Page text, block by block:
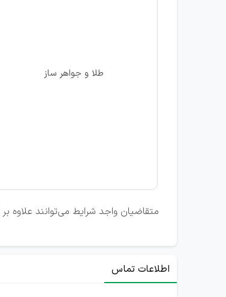
طلا و جواهر ساز
متقاضیان واجد شرایط می‌توانند علاوه
اطلاعات تماس